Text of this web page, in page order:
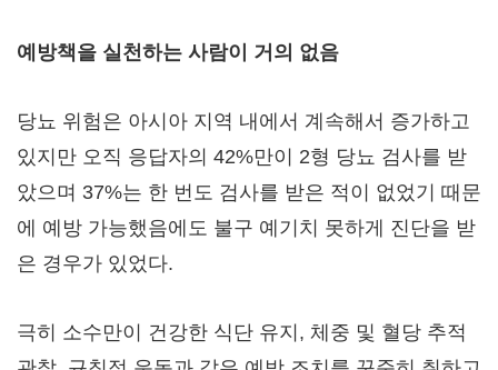
예방책을 실천하는 사람이 거의 없음
당뇨 위험은 아시아 지역 내에서 계속해서 증가하고
있지만 오직 응답자의 42%만이 2형 당뇨 검사를 받
았으며 37%는 한 번도 검사를 받은 적이 없었기 때문
에 예방 가능했음에도 불구 예기치 못하게 진단을 받
은 경우가 있었다.
극히 소수만이 건강한 식단 유지, 체중 및 혈당 추적